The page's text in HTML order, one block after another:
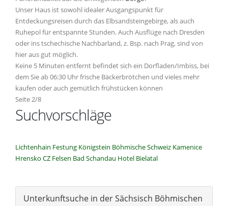
Unser Haus ist sowohl idealer Ausgangspunkt für
Entdeckungsreisen durch das Elbsandsteingebirge, als auch
Ruhepol für entspannte Stunden. Auch Ausflüge nach Dresden
oder ins tschechische Nachbarland, z. Bsp. nach Prag, sind von
hier aus gut möglich.
Keine 5 Minuten entfernt befindet sich ein Dorfladen/Imbiss, bei
dem Sie ab 06:30 Uhr frische Bäckerbrötchen und vieles mehr
kaufen oder auch gemütlich frühstücken können
Seite 2/8
Suchvorschläge
Lichtenhain Festung Königstein Böhmische Schweiz Kamenice
Hrensko CZ Felsen Bad Schandau Hotel Bielatal
Unterkunftsuche in der Sächsisch Böhmischen